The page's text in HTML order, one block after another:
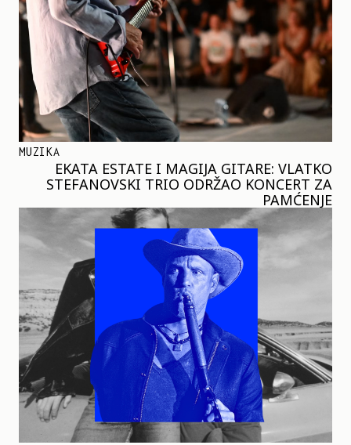
MUZIKA
EKATA ESTATE I MAGIJA GITARE: VLATKO
STEFANOVSKI TRIO ODRŽAO KONCERT ZA
PAMĆENJE